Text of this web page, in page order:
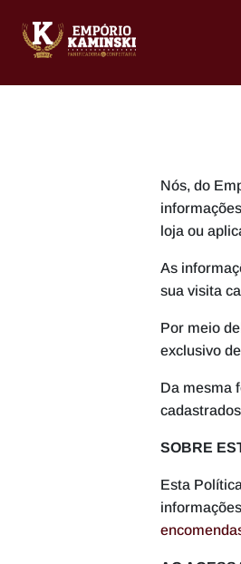
Nós, do
loja ou
As
sua visita
Por meio
exclusivo
Da mesma
SOBRE
Esta